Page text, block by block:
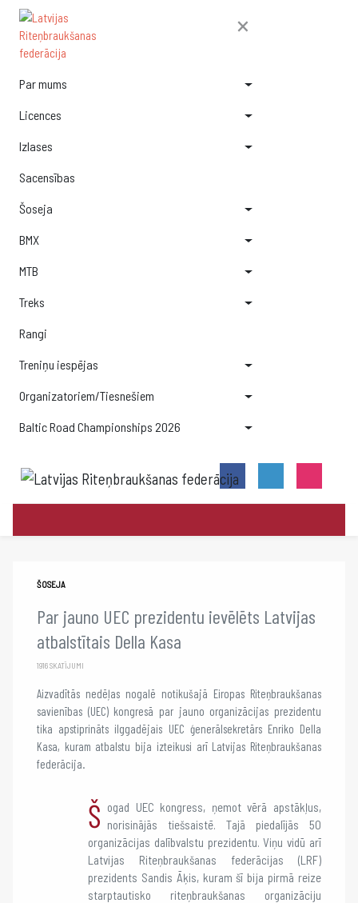
×
Par mums
Licences
Izlases
Sacensības
Šoseja
BMX
MTB
Treks
Rangi
Treniņu iespējas
Organizatoriem/Tiesnešiem
Baltic Road Championships 2026
ŠOSEJA
Par jauno UEC prezidentu ievēlēts Latvijas
atbalstītais Della Kasa
1916 SKATĪJUMI
Aizvadītās nedēļas nogalē notikušajā Eiropas Riteņbraukšanas
savienības (UEC) kongresā par jauno organizācijas prezidentu
tika apstiprināts ilggadējais UEC ģenerālsekretārs Enriko Della
Kasa, kuram atbalstu bija izteikusi arī Latvijas Riteņbraukšanas
federācija.
Š ogad UEC kongress, ņemot vērā apstākļus,
norisinājās tiešsaistē. Tajā piedalījās 50
organizācijas dalībvalstu prezidentu. Viņu vidū arī
Latvijas Riteņbraukšanas federācijas (LRF)
prezidents Sandis Āķis, kuram šī bija pirmā reize
starptautisko riteņbraukšanas organizāciju